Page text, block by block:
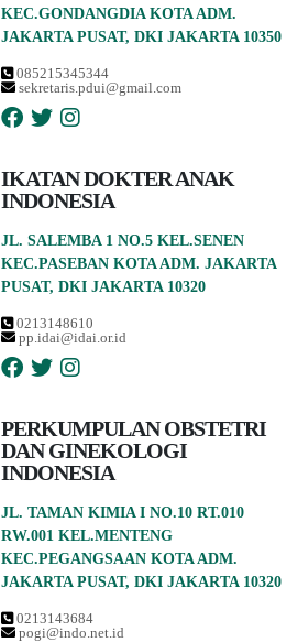
KEC.GONDANGDIA KOTA ADM.
JAKARTA PUSAT, DKI JAKARTA 10350
085215345344
sekretaris.pdui@gmail.com
IKATAN DOKTER ANAK
INDONESIA
JL. SALEMBA 1 NO.5 KEL.SENEN
KEC.PASEBAN KOTA ADM. JAKARTA
PUSAT, DKI JAKARTA 10320
0213148610
pp.idai@idai.or.id
PERKUMPULAN OBSTETRI
DAN GINEKOLOGI
INDONESIA
JL. TAMAN KIMIA I NO.10 RT.010
RW.001 KEL.MENTENG
KEC.PEGANGSAAN KOTA ADM.
JAKARTA PUSAT, DKI JAKARTA 10320
0213143684
pogi@indo.net.id